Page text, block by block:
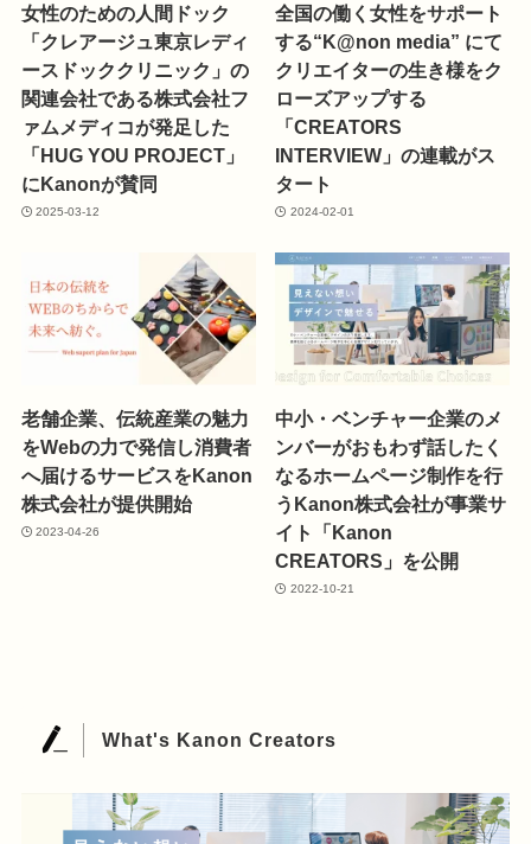
女性のための人間ドック
「クレアージュ東京レディ
ースドッククリニック」の
関連会社である株式会社フ
ァムメディコが発足した
「HUG YOU PROJECT」
にKanonが賛同
2025-03-12
全国の働く女性をサポート
する“K@non media” にて
クリエイターの生き様をク
ローズアップする
「CREATORS
INTERVIEW」の連載がス
タート
2024-02-01
老舗企業、伝統産業の魅力
をWebの力で発信し消費者
へ届けるサービスをKanon
株式会社が提供開始
2023-04-26
中小・ベンチャー企業のメ
ンバーがおもわず話したく
なるホームページ制作を行
うKanon株式会社が事業サ
イト「Kanon
CREATORS」を公開
2022-10-21
What's Kanon Creators